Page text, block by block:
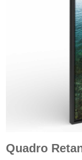
Quadro